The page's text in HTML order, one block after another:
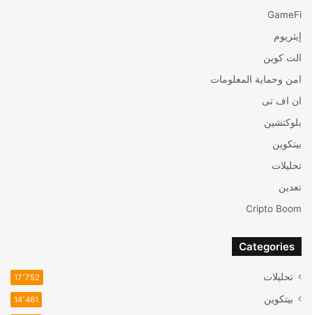
GameFi
إيثريوم
الت كوين
امن وحماية المعلومات
ان اف تی
بلوكتشين
بيتكوين
تحليلات
تعدين
Cripto Boom
Categories
تحليلات 17٬752
بيتكوين 14٬461